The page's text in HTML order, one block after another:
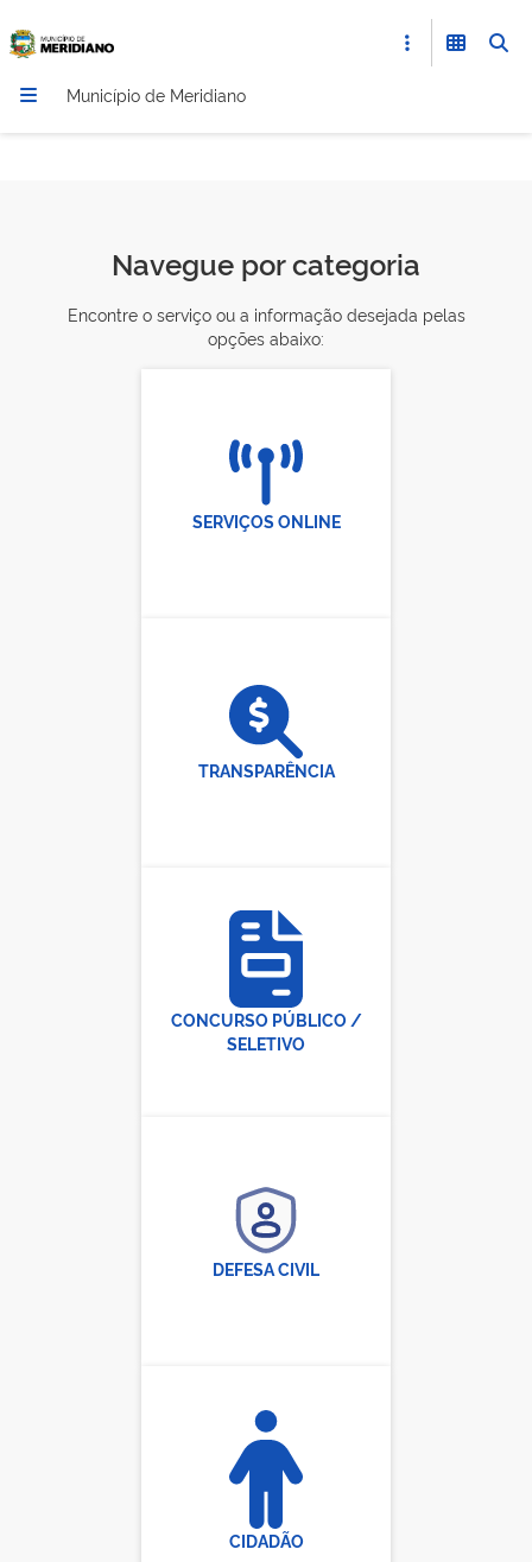
Município de Meridiano
Navegue por categoria
Encontre o serviço ou a informação desejada pelas
opções abaixo:
SERVIÇOS ONLINE
TRANSPARÊNCIA
CONCURSO PÚBLICO /
SELETIVO
DEFESA CIVIL
CIDADÃO